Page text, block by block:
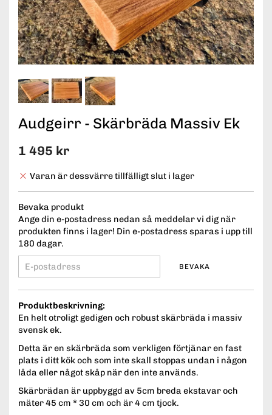
Audgeirr - Skärbräda Massiv Ek
1 495 kr
Varan är dessvärre tillfälligt slut i lager
Bevaka produkt
Ange din e-postadress nedan så meddelar vi dig när
produkten finns i lager! Din e-postadress sparas i upp till
180 dagar.
BEVAKA
Produktbeskrivning:
En helt otroligt gedigen och robust skärbräda i massiv
svensk ek.
Detta är en skärbräda som verkligen förtjänar en fast
plats i ditt kök och som inte skall stoppas undan i någon
låda eller något skåp när den inte används.
Skärbrädan är uppbyggd av 5cm breda ekstavar och
mäter 45 cm * 30 cm och är 4 cm tjock.